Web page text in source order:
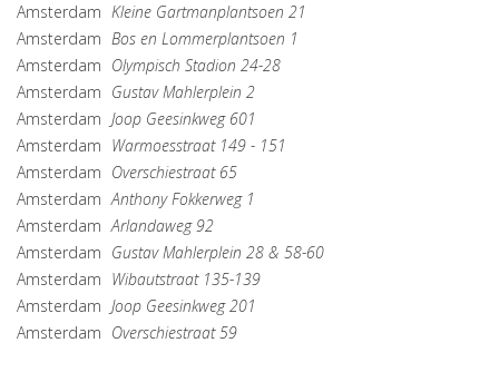
Amsterdam Kleine Gartmanplantsoen 21
Amsterdam Bos en Lommerplantsoen 1
Amsterdam Olympisch Stadion 24-28
Amsterdam Gustav Mahlerplein 2
Amsterdam Joop Geesinkweg 601
Amsterdam Warmoesstraat 149 - 151
Amsterdam Overschiestraat 65
Amsterdam Anthony Fokkerweg 1
Amsterdam Arlandaweg 92
Amsterdam Gustav Mahlerplein 28 & 58-60
Amsterdam Wibautstraat 135-139
Amsterdam Joop Geesinkweg 201
Amsterdam Overschiestraat 59